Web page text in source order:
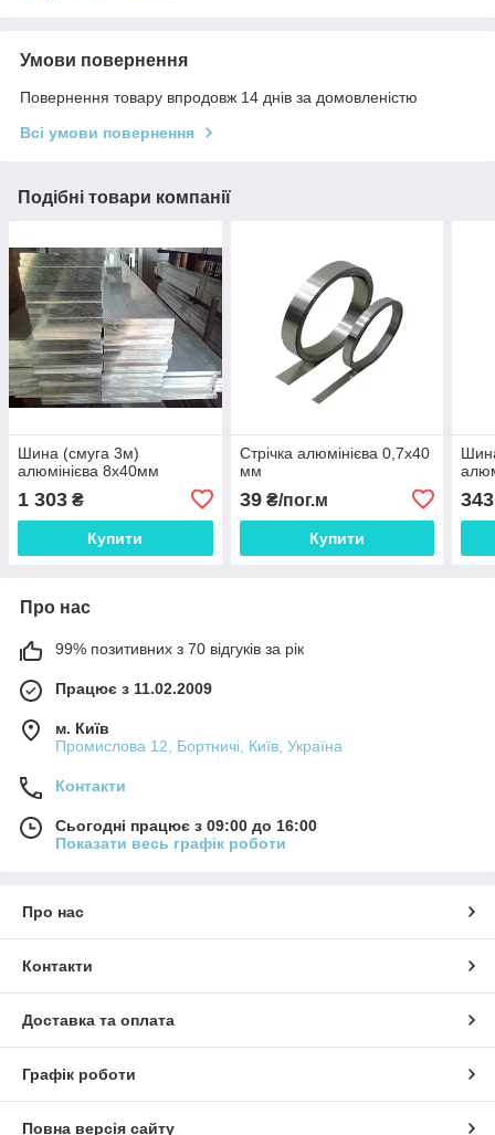
Умови повернення
Повернення товару впродовж 14 днів за домовленістю
Всі умови повернення
Подібні товари компанії
Шина (смуга 3м)
алюмінієва 8х40мм
1 303 ₴
Купити
Стрічка алюмінієва 0,7х40
мм
39₴/пог.м
Купити
343
Про нас
99% позитивних з 70 відгуків за рік
Працює з 11.02.2009
м. Київ
Промислова 12, Бортничі, Київ, Україна
Контакти
Сьогодні працює з 09:00 до 16:00
Показати весь графік роботи
Про нас
Контакти
Доставка та оплата
Графік роботи
Повна версія сайту